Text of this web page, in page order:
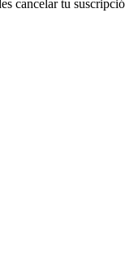
cancelar tu